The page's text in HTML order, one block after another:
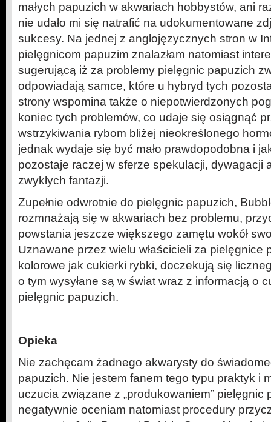
małych papuzich w akwariach hobbystów, ani
nie udało mi się natrafić na udokumentowane
sukcesy. Na jednej z anglojęzycznych stron w
pielęgnicom papuzim znalazłam natomiast
sugerującą iż za problemy pielęgnic papuzich
odpowiadają samce, które u hybryd tych
strony wspomina także o niepotwierdzonych
koniec tych problemów, co udaje się osiągnąć
wstrzykiwania rybom bliżej nieokreślonego
jednak wydaje się być mało prawdopodobna i
pozostaje raczej w sferze spekulacji, dywagacji
zwykłych fantazji.
Zupełnie odwrotnie do pielęgnic papuzich,
rozmnażają się w akwariach bez problemu,
powstania jeszcze większego zamętu wokół
Uznawane przez wielu właścicieli za pielęgnice
kolorowe jak cukierki rybki, doczekują się
o tym wysyłane są w świat wraz z informacją o
pielęgnic papuzich.
Opieka
Nie zachęcam żadnego akwarysty do
papuzich. Nie jestem fanem tego typu praktyk i
uczucia związane z „produkowaniem” pielęgnic
negatywnie oceniam natomiast procedury